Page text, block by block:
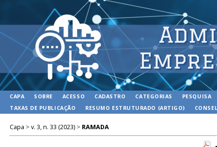
CAPA SOBRE ACESSO CADASTRO CATEGORIAS
PESQUISA
TAXAS DE PUBLICAÇÃO
RESUMO ESTRUTURADO (ARTIGO)
Capa > v. 3, n. 33 (2023) > RAMADA